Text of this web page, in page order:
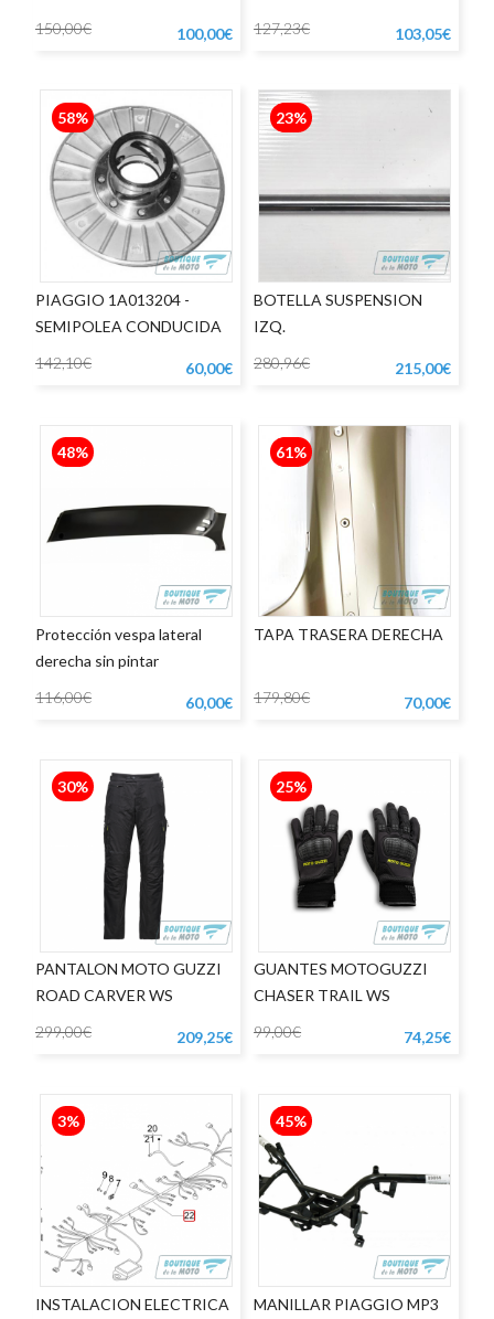
150,00€ 100,00€ 127,23€ 103,05€
58%
PIAGGIO 1A013204 -
SEMIPOLEA CONDUCIDA
142,10€
60,00€
23%
BOTELLA SUSPENSION
IZQ.
280,96€
215,00€
48%
Protección vespa lateral
derecha sin pintar
116,00€
60,00€
61%
TAPA TRASERA DERECHA
179,80€ 70,00€
30%
PANTALON MOTO GUZZI
ROAD CARVER WS
299,00€
209,25€
25%
GUANTES MOTOGUZZI
CHASER TRAIL WS
99,00€
74,25€
3%
INSTALACION ELECTRICA
45%
MANILLAR PIAGGIO MP3